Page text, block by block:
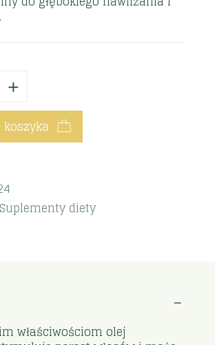
koszyka
Suplementy diety
właściwościom olej